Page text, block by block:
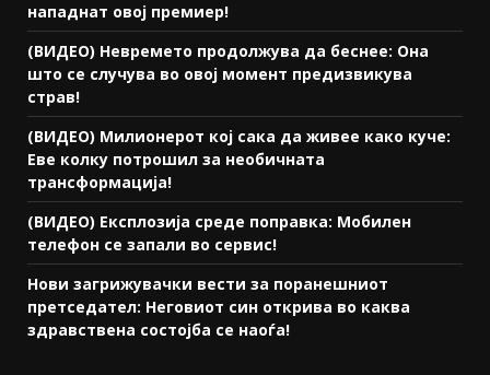
нападнат овој премиер!
(ВИДЕО) Невремето продолжува да беснее: Она
што се случува во овој момент предизвикува
страв!
(ВИДЕО) Милионерот кој сака да живее како куче:
Еве колку потрошил за необичната
трансформација!
(ВИДЕО) Експлозија среде поправка: Мобилен
телефон се запали во сервис!
Нови загрижувачки вести за поранешниот
претседател: Неговиот син открива во каква
здравствена состојба се наоѓа!